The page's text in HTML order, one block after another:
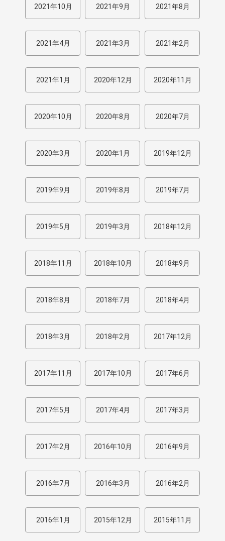
2021年10月 2021年9月 2021年8月
2021年4月 2021年3月 2021年2月
2021年1月 2020年12月 2020年11月
2020年10月 2020年8月 2020年7月
2020年3月 2020年1月 2019年12月
2019年9月 2019年8月 2019年7月
2019年5月 2019年3月 2018年12月
2018年11月 2018年10月 2018年9月
2018年8月 2018年7月 2018年4月
2018年3月 2018年2月 2017年12月
2017年11月 2017年10月 2017年6月
2017年5月 2017年4月 2017年3月
2017年2月 2016年10月 2016年9月
2016年7月 2016年3月 2016年2月
2016年1月 2015年12月 2015年11月